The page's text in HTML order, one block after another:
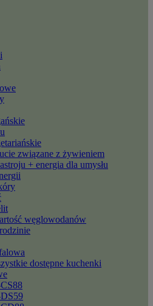
związane z żywieniem
+ energia dla umysłu
węglowodanów
dostępne kuchenki